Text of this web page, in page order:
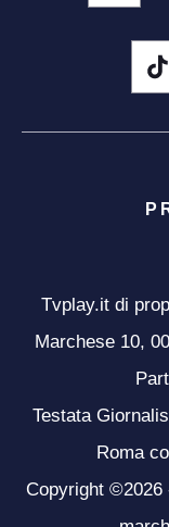
Tvplay.it di
Marchese 10,
Testata
Roma
Copyright ©2026